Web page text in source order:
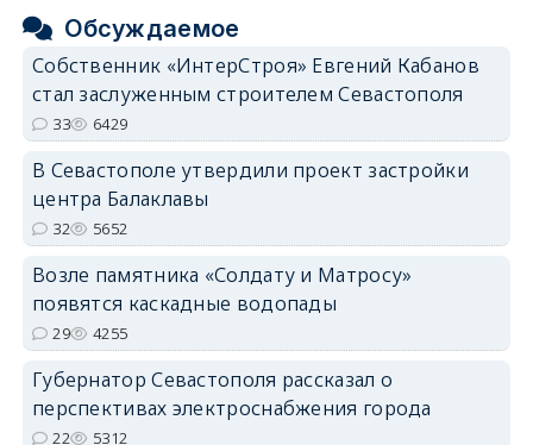
Обсуждаемое
Собственник «ИнтерСтроя» Евгений Кабанов
стал заслуженным строителем Севастополя
33 6429
В Севастополе утвердили проект застройки
центра Балаклавы
32 5652
Возле памятника «Солдату и Матросу»
появятся каскадные водопады
29 4255
Губернатор Севастополя рассказал о
перспективах электроснабжения города
22 5312